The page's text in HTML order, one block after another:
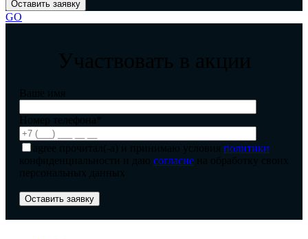
GO
Участвовать в акции
Ваше имя
Номер телефона*
agree прочитал(-а) и принимаю условия политики
конфиденциальности и даю согласие на обработку своих
персональных данных